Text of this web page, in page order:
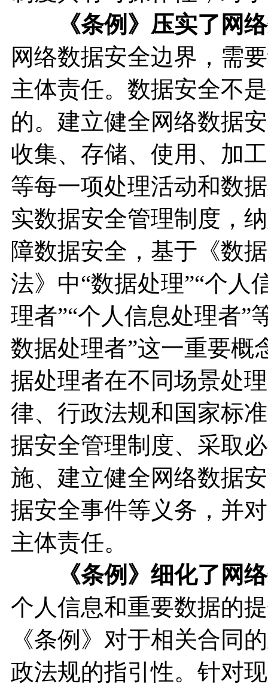
《条例》压实了网
网络数据安全边界，需
主体责任。数据安全不
的。建立健全网络数据
收集、存储、使用、加
等每一项处理活动和数
实数据安全管理制度，
障数据安全，基于《数
法》中“数据处理”“个人
理者”“个人信息处理者”
数据处理者”这一重要概
据处理者在不同场景处
律、行政法规和国家标
据安全管理制度、采取
施、建立健全网络数据
据安全事件等义务，并
主体责任。
《条例》细化了网
个人信息和重要数据的
《条例》对于相关合同
政法规的指引性。针对